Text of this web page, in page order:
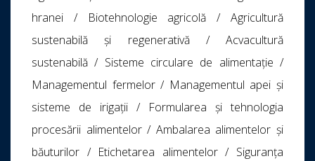
hranei / Biotehnologie agricolă / Agricultură
sustenabilă și regenerativă / Acvacultură
sustenabilă / Sisteme circulare de alimentație /
Managementul fermelor / Managementul apei și
sisteme de irigații / Formularea și tehnologia
procesării alimentelor / Ambalarea alimentelor și
băuturilor / Etichetarea alimentelor / Siguranța